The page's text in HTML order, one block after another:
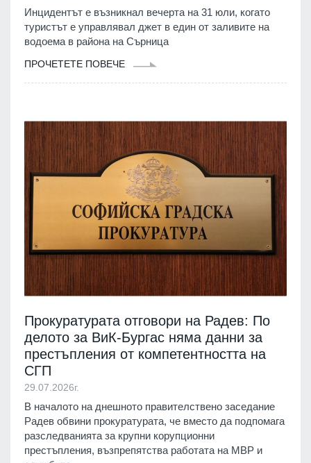
Инцидентът е възникнал вечерта на 31 юли, когато
туристът е управлявал джет в един от заливите на
водоема в района на Сърница
ПРОЧЕТЕТЕ ПОВЕЧЕ
Прокуратурата отговори на Радев: По
делото за ВиК-Бургас няма данни за
престъпления от компетентността на
СГП
29.07.2026г.
В началото на днешното правителствено заседание
Радев обвини прокуратурата, че вместо да подпомага
разследванията за крупни корупционни
престъпления, възпрепятства работата на МВР и